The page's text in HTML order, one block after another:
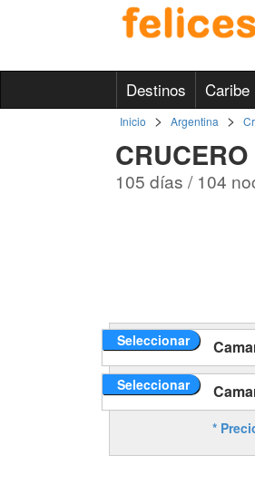
Destinos Caribe
Inicio > Argentina >
105 días / 104
Seleccionar
Seleccionar
*